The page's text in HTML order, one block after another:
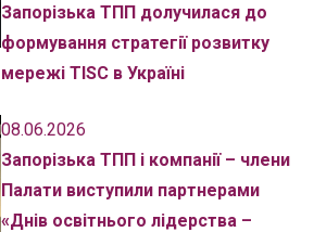
Запорізька ТПП долучилася до
формування стратегії розвитку
мережі TISC в Україні
08.06.2026
Запорізька ТПП і компанії – члени
Палати виступили партнерами
«Днів освітнього лідерства –